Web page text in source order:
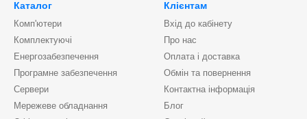
Каталог
Комп'ютери
Комплектуючі
Енергозабезпечення
Програмне забезпечення
Сервери
Мережеве обладнання
Клієнтам
Вхід до кабінету
Про нас
Оплата і доставка
Обмін та повернення
Контактна інформація
Блог